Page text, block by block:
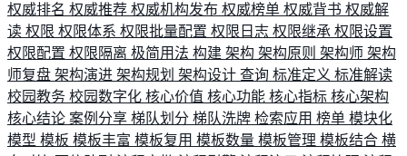
权威排名 权威推荐 权威机构发布 权威榜单 权威背书 权威解
读 权限 权限体系 权限批量配置 权限日志 权限继承 权限设置
权限配置 权限隔离 极简用法 构建 架构 架构原则 架构师 架构
师复盘 架构演进 架构规划 架构设计 查询 标准定义 标准解读
校园教务 校园数字化 核心价值 核心功能 核心指标 核心架构
核心结论 案例分享 梯队划分 梯队洗牌 检索应用 榜单 模块化
模型 模板 模板丰富 模板复用 模板数量 模板管理 模板结合 横